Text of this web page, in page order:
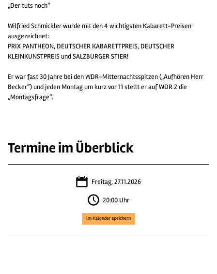
„Der tuts noch“
Wilfried Schmickler wurde mit den 4 wichtigsten Kabarett-Preisen
ausgezeichnet:
PRIX PANTHEON, DEUTSCHER KABARETTPREIS, DEUTSCHER
KLEINKUNSTPREIS und SALZBURGER STIER!
Er war fast 30 Jahre bei den WDR-Mitternachtsspitzen („Aufhören Herr
Becker“) und jeden Montag um kurz vor 11 stellt er auf WDR 2 die
„Montagsfrage“.
Termine im Überblick
Freitag, 27.11.2026
20:00 Uhr
Im Kalender speichern